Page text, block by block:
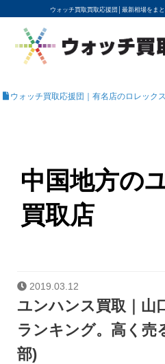
ウォッチ買取買取応援団│ 最新相場をま
YouTubeで動画を公開中
ROLEXモデル名から買取相場
高級時計ブランド名から買取
地域から買取店を探す
店舗名から買取店を探す
ブランド時計を高く売る方法
買取査定を依頼する
ウォッチ買取応援団｜有名店のロレック
中国地方の
買取店
2019.03.12
ユンハンス買取｜山
ランキング。高く売
部)